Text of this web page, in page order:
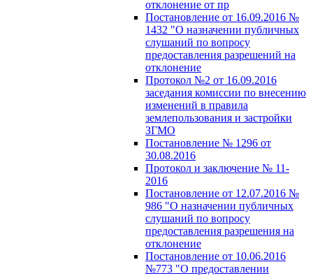
отклонение от пр
Постановление от 16.09.2016 №
1432 "О назначении публичных
слушаний по вопросу
предоставления разрешений на
отклонение
Протокол №2 от 16.09.2016
заседания комиссии по внесению
изменений в правила
землепользования и застройки
ЗГМО
Постановление № 1296 от
30.08.2016
Протокол и заключение № 11-
2016
Постановление от 12.07.2016 №
986 "О назначении публичных
слушаний по вопросу
предоставления разрешения на
отклонение
Постановление от 10.06.2016
№773 "О предоставлении